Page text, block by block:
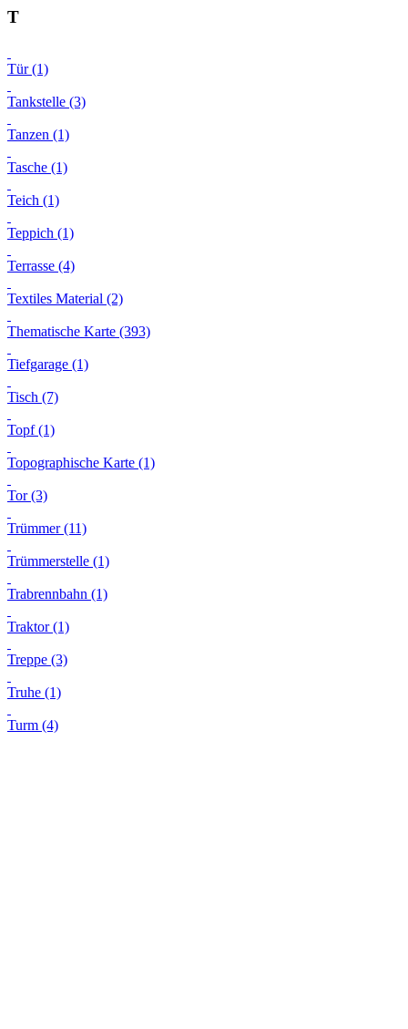
T
Tür (1)
Tankstelle (3)
Tanzen (1)
Tasche (1)
Teich (1)
Teppich (1)
Terrasse (4)
Textiles Material (2)
Thematische Karte (393)
Tiefgarage (1)
Tisch (7)
Topf (1)
Topographische Karte (1)
Tor (3)
Trümmer (11)
Trümmerstelle (1)
Trabrennbahn (1)
Traktor (1)
Treppe (3)
Truhe (1)
Turm (4)